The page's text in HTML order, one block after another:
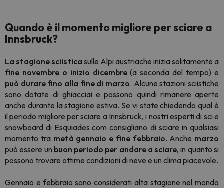
Quando è il momento migliore per sciare a
Innsbruck?
La stagione sciistica sulle Alpi austriache inizia solitamente a
fine novembre o inizio dicembre(a seconda del tempo) e
può durare fino alla fine di marzo. Alcune stazioni sciistiche
sono dotate di ghiacciai e possono quindi rimanere aperte
anche durante la stagione estiva. Se vi state chiedendo qual è
il periodo migliore per sciare a Innsbruck, i nostri esperti di sci e
snowboard di Esquiades.com consigliano di sciare in qualsiasi
momento tra metà gennaio e fine febbraio. Anche marzo
può essere un buon periodo per andare a sciare, in quanto si
possono trovare ottime condizioni di neve e un clima piacevole.
Gennaio e febbraio sono considerati alta stagione nel mondo